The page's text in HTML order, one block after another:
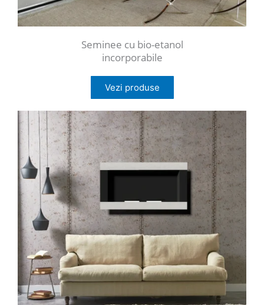
Seminee cu bio-etanol
incorporabile
Vezi produse